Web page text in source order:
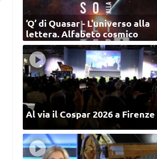
‘Q’ di Quasar - L'universo alla
lettera. Alfabeto cosmico
Al via il Cospar 2026 a Firenze